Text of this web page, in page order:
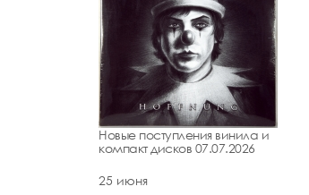
Новые поступления винила и
компакт дисков 07.07.2026
25 июня